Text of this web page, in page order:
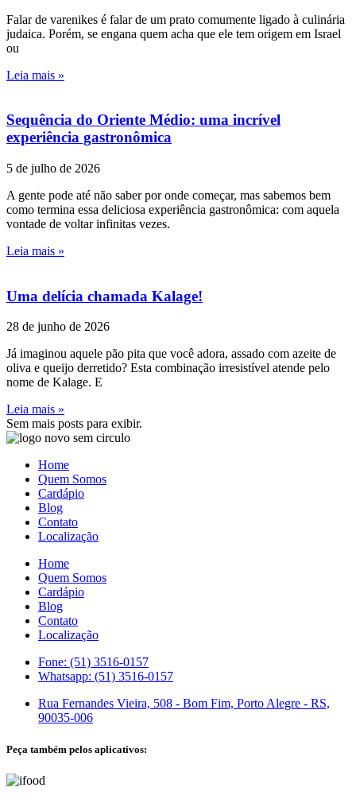
Falar de varenikes é falar de um prato comumente ligado à culinária
judaica. Porém, se engana quem acha que ele tem origem em Israel
ou
Leia mais »
Sequência do Oriente Médio: uma incrível
experiência gastronômica
5 de julho de 2026
A gente pode até não saber por onde começar, mas sabemos bem
como termina essa deliciosa experiência gastronômica: com aquela
vontade de voltar infinitas vezes.
Leia mais »
Uma delícia chamada Kalage!
28 de junho de 2026
Já imaginou aquele pão pita que você adora, assado com azeite de
oliva e queijo derretido? Esta combinação irresistível atende pelo
nome de Kalage. E
Leia mais »
Sem mais posts para exibir.
Home
Quem Somos
Cardápio
Blog
Contato
Localização
Home
Quem Somos
Cardápio
Blog
Contato
Localização
Fone: (51) 3516-0157
Whatsapp: (51) 3516-0157
Rua Fernandes Vieira, 508 - Bom Fim, Porto Alegre - RS,
90035-006
Peça também pelos aplicativos: